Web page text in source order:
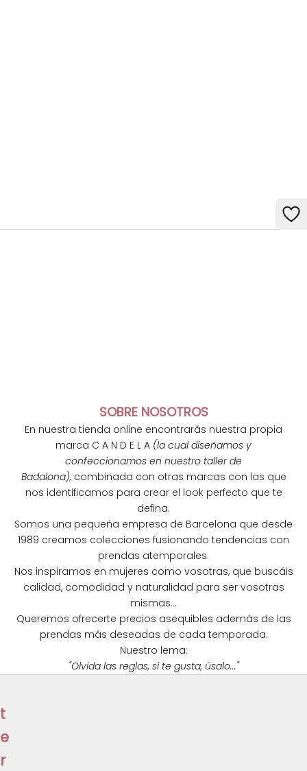
SOBRE NOSOTROS
En nuestra tienda online encontrarás nuestra propia
marca C A N D E L A (la cual diseñamos y
confeccionamos en nuestro taller de
Badalona),combinada con otras marcas con las que
nos identificamos para crear el look perfecto que te
defina.
Somos una pequeña empresa de Barcelona que desde
1989 creamos colecciones fusionando tendencias con
prendas atemporales.
Nos inspiramos en mujeres como vosotras, que buscáis
calidad, comodidad y naturalidad para ser vosotras
mismas...
Queremos ofrecerte precios asequibles además de las
prendas más deseadas de cada temporada.
Nuestro lema:
"Olvida las reglas, si te gusta, úsalo..."
t
e
r